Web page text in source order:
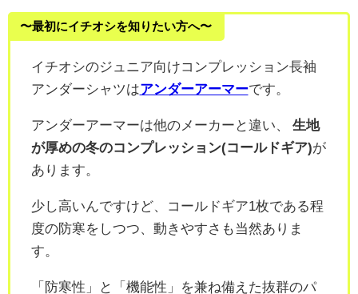
〜最初にイチオシを知りたい方へ〜
イチオシのジュニア向けコンプレッション長袖
アンダーシャツはアンダーアーマーです。
アンダーアーマーは他のメーカーと違い、
生地
が厚めの冬のコンプレッション(コールドギア)が
あります。
少し高いんですけど、コールドギア1枚である程
度の防寒をしつつ、動きやすさも当然ありま
す。
「防寒性」と「機能性」を兼ね備えた抜群のパ